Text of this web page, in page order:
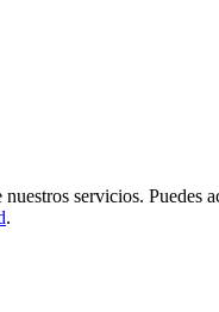
servicios. Puedes
.